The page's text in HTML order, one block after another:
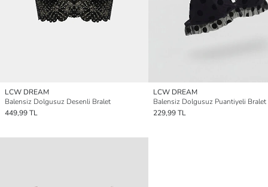
LCW DREAM
Balensiz Dolgusuz Desenli Bralet
449,99 TL
LCW DREAM
Balensiz Dolgusuz Puantiyeli Bralet
229,99 TL